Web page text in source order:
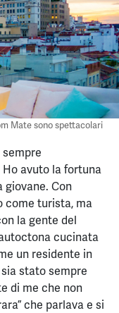
Mate sono spettacolari
Ho avuto la fortuna
giovane. Con
come turista, ma
la gente del
cucinata
un residente in
stato sempre
di me che non
che parlava e si